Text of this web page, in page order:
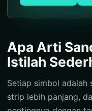
Apa Arti
Istilah
Setiap simbol adalah
strip lebih panjang,